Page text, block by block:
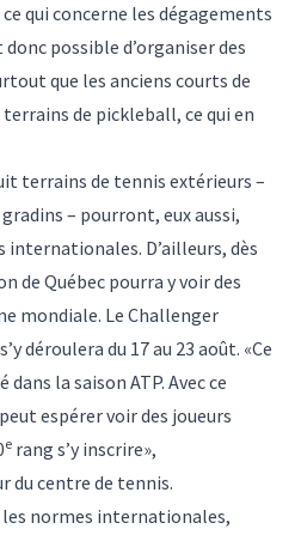
qui concerne les dégagements
possible d’organiser des
que les anciens courts de
de pickleball, ce qui en
terrains de tennis extérieurs –
– pourront, eux aussi,
D’ailleurs, dès
de Québec pourra y voir des
mondiale. Le Challenger
s’y déroulera du 17 au 23 août. «Ce
la saison ATP. Avec ce
espérer voir des joueurs
e rang s’y inscrire»,
du centre de tennis.
normes internationales,